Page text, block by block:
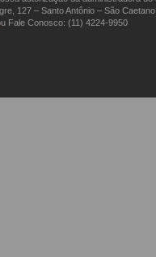
127 – Santo Antônio – São
Fale Conosco: (11) 4224-9950